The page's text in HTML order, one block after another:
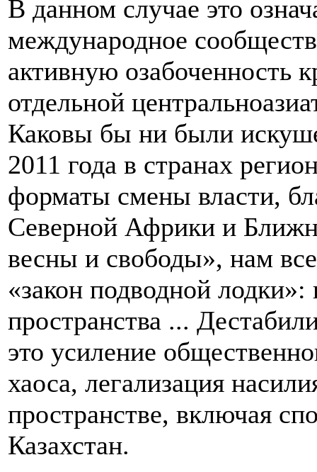
В данном случае это
международное
активную озабоченность
отдельной
Каковы бы ни были
2011 года в странах
форматы смены власти,
Северной Африки и
весны и свободы», нам
«закон подводной
пространства ...
это усиление
хаоса, легализация
пространстве, включая
Казахстан.